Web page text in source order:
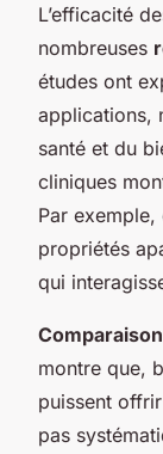
L’efficacité
nombreuses
études ont
applications,
santé et du
cliniques
Par
propriétés
qui
Comparaison
montre que,
puissent
pas